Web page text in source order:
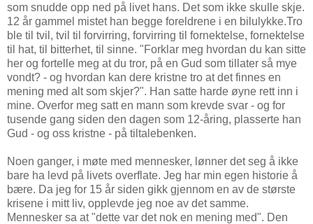
som snudde opp ned på livet hans. Det som ikke skulle skje.
12 år gammel mistet han begge foreldrene i en bilulykke.Tro
ble til tvil, tvil til forvirring, forvirring til fornektelse, fornektelse
til hat, til bitterhet, til sinne. "Forklar meg hvordan du kan sitte
her og fortelle meg at du tror, på en Gud som tillater så mye
vondt? - og hvordan kan dere kristne tro at det finnes en
mening med alt som skjer?". Han satte harde øyne rett inn i
mine. Overfor meg satt en mann som krevde svar - og for
tusende gang siden den dagen som 12-åring, plasserte han
Gud - og oss kristne - på tiltalebenken.
Noen ganger, i møte med mennesker, lønner det seg å ikke
bare ha levd på livets overflate. Jeg har min egen historie å
bære. Da jeg for 15 år siden gikk gjennom en av de største
krisene i mitt liv, opplevde jeg noe av det samme.
Mennesker sa at "dette var det nok en mening med". Den